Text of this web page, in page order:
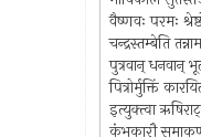
वैष्णवः परमः
चन्द्रस्तम्बेति
पुत्रवान् धनवान्
पित्रोर्मुक्तिं
इत्युक्त्वा
कुंभकारौ